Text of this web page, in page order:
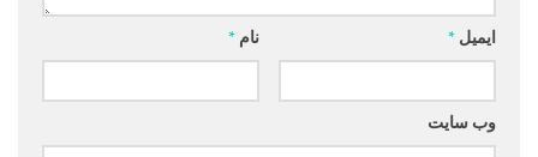
نام * ایمیل *
وب‌ سایت